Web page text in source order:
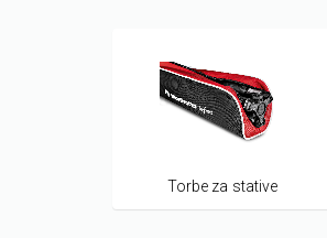
Torbe za stative